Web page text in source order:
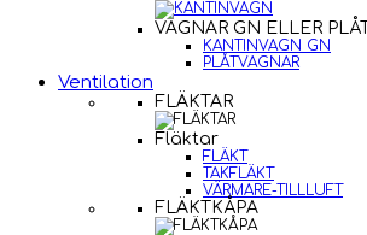
VAGNAR GN ELLER PLÅT
KANTINVAGN GN
PLÅTVAGNAR
Ventilation
FLÄKTAR
Fläktar
FLÄKT
TAKFLÄKT
VÄRMARE-TILLLUFT
FLÄKTKÅPA